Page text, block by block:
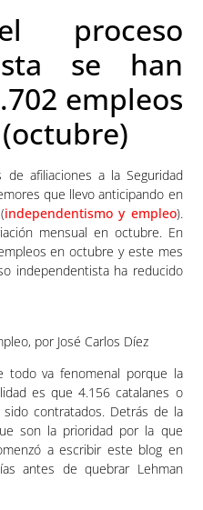
proceso
se han
empleos
afiliaciones a la Seguridad
que llevo anticipando en
independentismo y empleo).
mensual en octubre. En
en octubre y este mes
independentista ha reducido
todo va fenomenal porque la
es que 4.156 catalanes o
contratados. Detrás de la
son la prioridad por la que
a escribir este blog en
antes de quebrar Lehman